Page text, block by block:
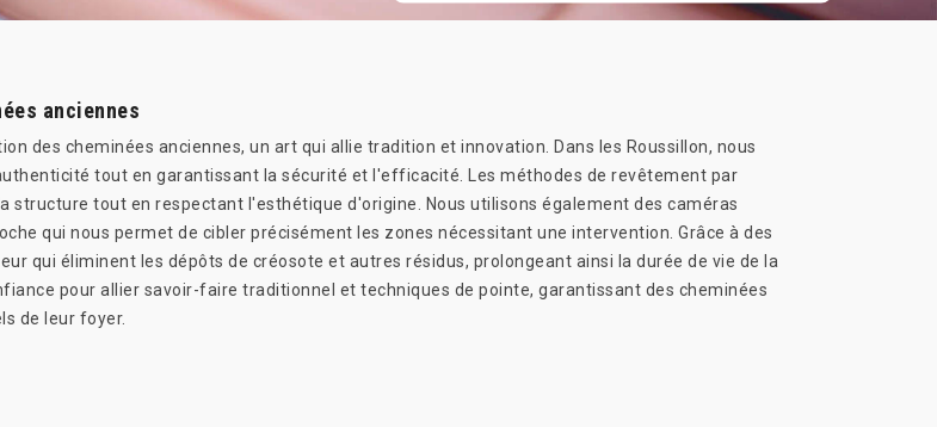
anciennes
des cheminées anciennes, un art qui allie tradition et innovation. Dans les Roussillon, nous
tout en garantissant la sécurité et l'efficacité. Les méthodes de revêtement par
tout en respectant l'esthétique d'origine. Nous utilisons également des caméras
qui nous permet de cibler précisément les zones nécessitant une intervention. Grâce à des
qui éliminent les dépôts de créosote et autres résidus, prolongeant ainsi la durée de vie de la
pour allier savoir-faire traditionnel et techniques de pointe, garantissant des cheminées
de leur foyer.